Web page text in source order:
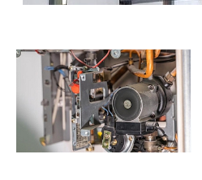
damit früher erreicht.